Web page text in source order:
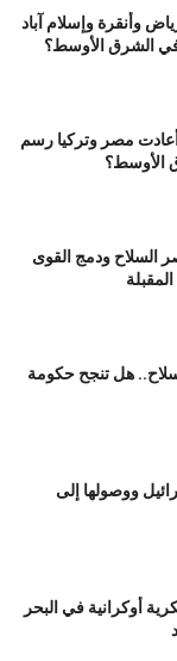
وأنقرة وإسلام آباد
الشرق الأوسط؟
مصر وتركيا رسم
الأوسط؟
السلاح ودمج القوى
هل تنجح حكومة
ووصولها إلى
عسكرية أوكرانية في البحر